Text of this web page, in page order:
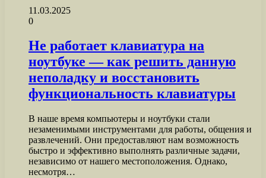
11.03.2025
0
Не работает клавиатура на
ноутбуке — как решить данную
неполадку и восстановить
функциональность клавиатуры
В наше время компьютеры и ноутбуки стали
незаменимыми инструментами для работы, общения и
развлечений. Они предоставляют нам возможность
быстро и эффективно выполнять различные задачи,
независимо от нашего местоположения. Однако,
несмотря…